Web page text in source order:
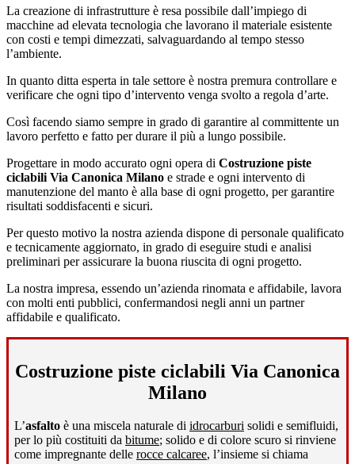
La creazione di infrastrutture è resa possibile dall’impiego di
macchine ad elevata tecnologia che lavorano il materiale esistente
con costi e tempi dimezzati, salvaguardando al tempo stesso
l’ambiente.
In quanto ditta esperta in tale settore è nostra premura controllare e
verificare che ogni tipo d’intervento venga svolto a regola d’arte.
Così facendo siamo sempre in grado di garantire al committente un
lavoro perfetto e fatto per durare il più a lungo possibile.
Progettare in modo accurato ogni opera di Costruzione piste
ciclabili Via Canonica Milano e strade e ogni intervento di
manutenzione del manto è alla base di ogni progetto, per garantire
risultati soddisfacenti e sicuri.
Per questo motivo la nostra azienda dispone di personale qualificato
e tecnicamente aggiornato, in grado di eseguire studi e analisi
preliminari per assicurare la buona riuscita di ogni progetto.
La nostra impresa, essendo un’azienda rinomata e affidabile, lavora
con molti enti pubblici, confermandosi negli anni un partner
affidabile e qualificato.
Costruzione piste ciclabili Via Canonica
Milano
L’asfalto è una miscela naturale di idrocarburi solidi e semifluidi,
per lo più costituiti da bitume; solido e di colore scuro si rinviene
come impregnante delle rocce calcaree, l’insieme si chiama